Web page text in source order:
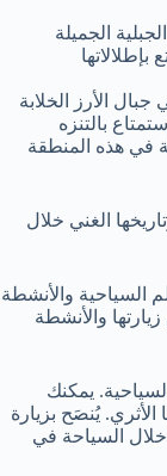
الجميلة
الأرز الخلابة
بالتنزه
في هذه المنطقة
الغني خلال
السياحية والأنشطة
والأنشطة
يمكنك
الأثري. يُنصَح بزيارة
خلال السياحة في